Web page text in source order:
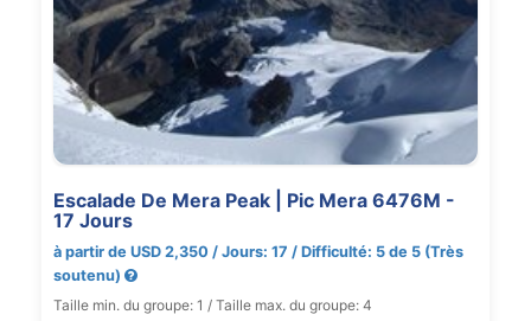
Escalade De Mera Peak | Pic Mera 6476M -
17 Jours
à partir de USD 2,350 / Jours: 17 / Difficulté: 5 de 5 (Très
soutenu)
Taille min. du groupe: 1 / Taille max. du groupe: 4